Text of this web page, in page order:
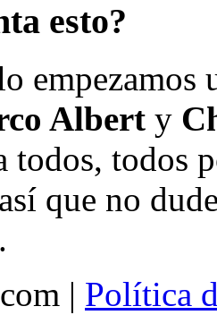
esto?
empezamos
Albert y
todos, todos
que no
| Política